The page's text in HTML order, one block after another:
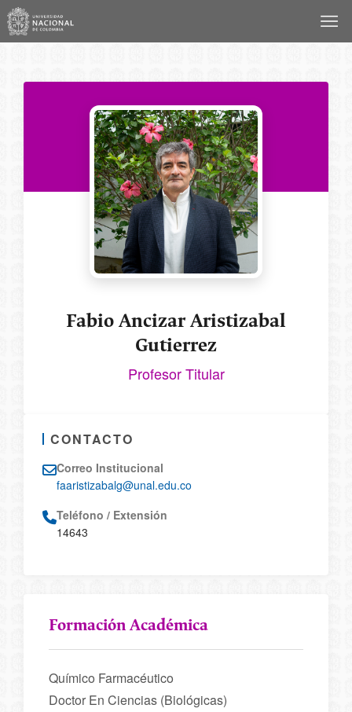
Saltar
contenido
Fabio Ancizar Aristizabal
Gutierrez
Profesor Titular
CONTACTO
Correo Institucional
faaristizabalg@unal.edu.co
Teléfono / Extensión
14643
Formación Académica
Químico Farmacéutico
Doctor En Ciencias (Biológicas)